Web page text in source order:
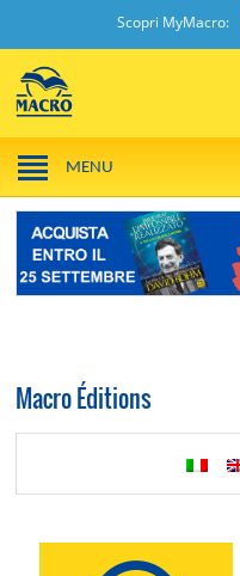
Scopri MyMacro:
MENU
Macro Éditions